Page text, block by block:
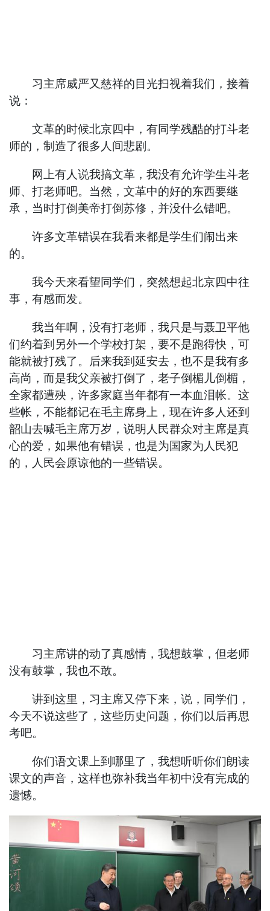
习主席威严又慈祥的目光扫视着我们，接着
说：
文革的时候北京四中，有同学残酷的打斗老
师的，制造了很多人间悲剧。
网上有人说我搞文革，我没有允许学生斗老
师、打老师吧。当然，文革中的好的东西要继
承，当时打倒美帝打倒苏修，并没什么错吧。
许多文革错误在我看来都是学生们闹出来
的。
我今天来看望同学们，突然想起北京四中往
事，有感而发。
我当年啊，没有打老师，我只是与聂卫平他
们约着到另外一个学校打架，要不是跑得快，可
能就被打残了。后来我到延安去，也不是我有多
高尚，而是我父亲被打倒了，老子倒楣儿倒楣，
全家都遭殃，许多家庭当年都有一本血泪帐。这
些帐，不能都记在毛主席身上，现在许多人还到
韶山去喊毛主席万岁，说明人民群众对主席是真
心的爱，如果他有错误，也是为国家为人民犯
的，人民会原谅他的一些错误。
习主席讲的动了真感情，我想鼓掌，但老师
没有鼓掌，我也不敢。
讲到这里，习主席又停下来，说，同学们，
今天不说这些了，这些历史问题，你们以后再思
考吧。
你们语文课上到哪里了，我想听听你们朗读
课文的声音，这样也弥补我当年初中没有完成的
遗憾。